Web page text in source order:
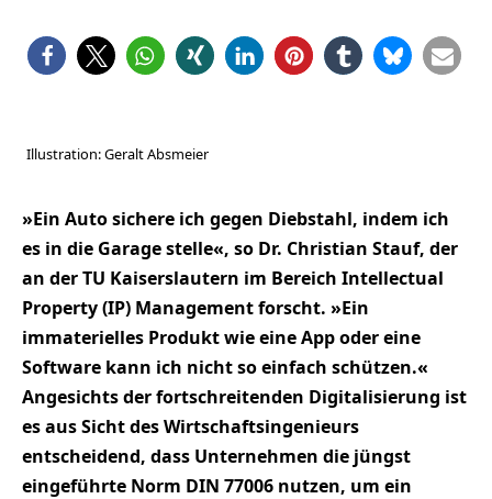
Illustration: Geralt Absmeier
»Ein Auto sichere ich gegen Diebstahl, indem ich
es in die Garage stelle«, so Dr. Christian Stauf, der
an der TU Kaiserslautern im Bereich Intellectual
Property (IP) Management forscht. »Ein
immaterielles Produkt wie eine App oder eine
Software kann ich nicht so einfach schützen.«
Angesichts der fortschreitenden Digitalisierung ist
es aus Sicht des Wirtschaftsingenieurs
entscheidend, dass Unternehmen die jüngst
eingeführte Norm DIN 77006 nutzen, um ein